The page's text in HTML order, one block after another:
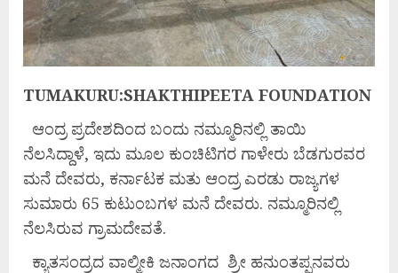
TUMAKURU:SHAKTHIPEETA FOUNDATION
ಆಂದ್ರ ಪ್ರದೇಶದಿಂದ ಬಂದು ನಮ್ಮೂರಿನಲ್ಲಿ ತಾಯಿ
ನೆಲಸಿದ್ದಾಳೆ, ಇದು ಮೂಲ ಕುಂಚಿಟಿಗರ ಗಾಳೇರು ಬೆಡಗುರವರ
ಮನೆ ದೇವರು, ಕರ್ನಾಟಕ ಮತು ಆಂದ್ರ ಎರಡು ರಾಜ್ಯಗಳ
ಸುಮಾರು 65 ಕುಟುಂಬಗಳ ಮನೆ ದೇವರು. ನಮ್ಮೂರಿನಲ್ಲಿ
ನೆಲಸಿರುವ ಗ್ರಾಮದೇವತೆ.
ಕ್ಯಾತಸಂದ್ರದ ವಾಲ್ಮೀಕಿ ಜನಾಂಗದ ಶ್ರೀ ಹನುಂತಪ್ಪನವರು